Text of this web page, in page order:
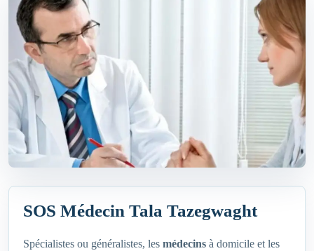
SOS Médecin Tala Tazegwaght‎
Spécialistes ou généralistes, les médecins à domicile et les